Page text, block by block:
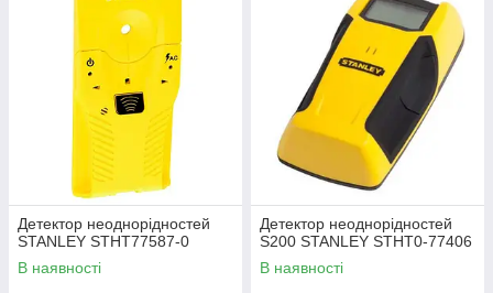
Детектор неоднорідностей
STANLEY STHT77587-0
В наявності
Детектор неоднорідностей
S200 STANLEY STHT0-77406
В наявності